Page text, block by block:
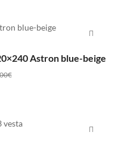
ΚΑΛΆΘΙAstron blue-beige
€